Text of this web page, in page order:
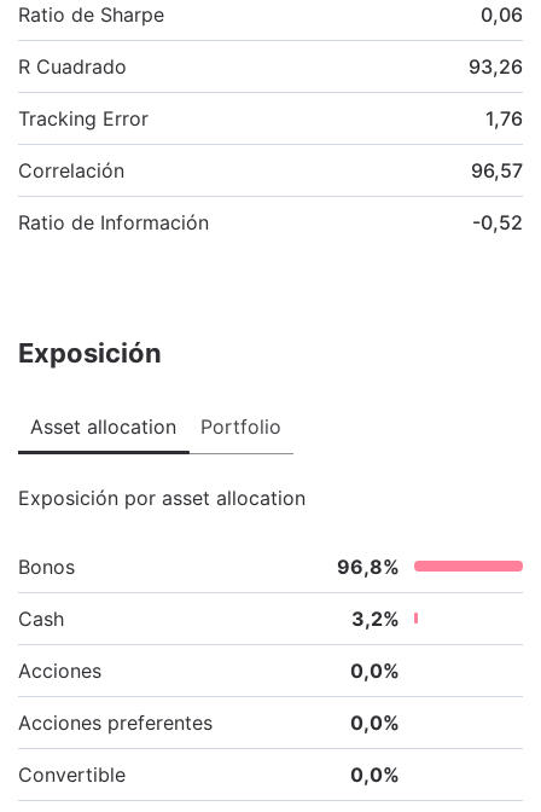
Ratio de Sharpe 0,06
R Cuadrado 93,26
Tracking Error 1,76
Correlación 96,57
Ratio de Información -0,52
Exposición
Asset allocation Portfolio
Exposición por asset allocation
Bonos 96,8%
Cash 3,2%
Acciones 0,0%
Acciones preferentes 0,0%
Convertible 0,0%